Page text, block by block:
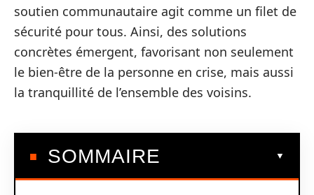
soutien communautaire agit comme un filet de
sécurité pour tous. Ainsi, des solutions
concrètes émergent, favorisant non seulement
le bien-être de la personne en crise, mais aussi
la tranquillité de l’ensemble des voisins.
SOMMAIRE